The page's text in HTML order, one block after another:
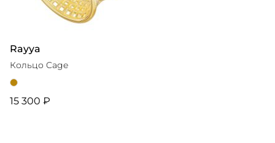
Rayya
Кольцо Cage
15 300 ₽